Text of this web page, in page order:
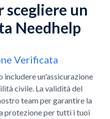
scegliere un
Needhelp
Verificata
un'assicurazione
civile. La validità del
team per garantire la
protezione per tutti i tuoi